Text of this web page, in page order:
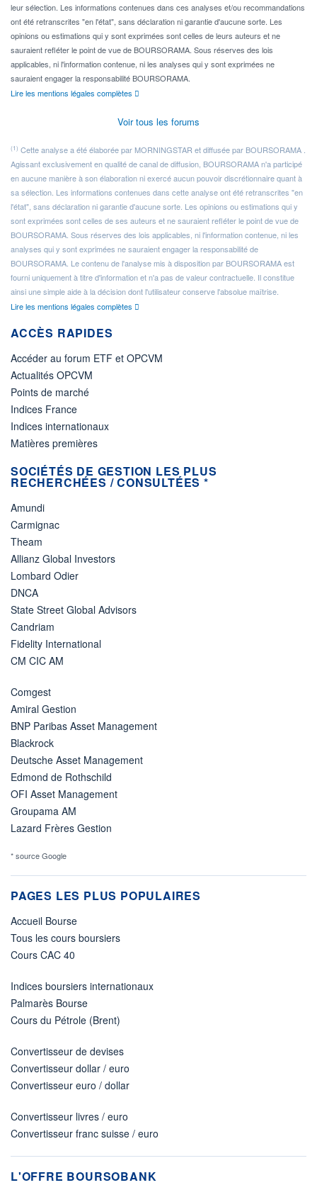
leur sélection. Les informations contenues dans ces analyses et/ou recommandations
ont été retranscrites "en l'état", sans déclaration ni garantie d'aucune sorte. Les
opinions ou estimations qui y sont exprimées sont celles de leurs auteurs et ne
sauraient refléter le point de vue de BOURSORAMA. Sous réserves des lois
applicables, ni l'information contenue, ni les analyses qui y sont exprimées ne
sauraient engager la responsabilité BOURSORAMA.
Lire les mentions légales complètes
Voir tous les forums
(1) Cette analyse a été élaborée par MORNINGSTAR et diffusée par BOURSORAMA .
Agissant exclusivement en qualité de canal de diffusion, BOURSORAMA n'a participé
en aucune manière à son élaboration ni exercé aucun pouvoir discrétionnaire quant à
sa sélection. Les informations contenues dans cette analyse ont été retranscrites "en
l'état", sans déclaration ni garantie d'aucune sorte. Les opinions ou estimations qui y
sont exprimées sont celles de ses auteurs et ne sauraient refléter le point de vue de
BOURSORAMA. Sous réserves des lois applicables, ni l'information contenue, ni les
analyses qui y sont exprimées ne sauraient engager la responsabilité de
BOURSORAMA. Le contenu de l'analyse mis à disposition par BOURSORAMA est
fourni uniquement à titre d'information et n'a pas de valeur contractuelle. Il constitue
ainsi une simple aide à la décision dont l'utilisateur conserve l'absolue maîtrise.
Lire les mentions légales complètes
ACCÈS RAPIDES
Accéder au forum ETF et OPCVM
Actualités OPCVM
Points de marché
Indices France
Indices internationaux
Matières premières
SOCIÉTÉS DE GESTION LES PLUS
RECHERCHÉES / CONSULTÉES *
Amundi
Carmignac
Theam
Allianz Global Investors
Lombard Odier
DNCA
State Street Global Advisors
Candriam
Fidelity International
CM CIC AM
Comgest
Amiral Gestion
BNP Paribas Asset Management
Blackrock
Deutsche Asset Management
Edmond de Rothschild
OFI Asset Management
Groupama AM
Lazard Frères Gestion
* source Google
PAGES LES PLUS POPULAIRES
Accueil Bourse
Tous les cours boursiers
Cours CAC 40
Indices boursiers internationaux
Palmarès Bourse
Cours du Pétrole (Brent)
Convertisseur de devises
Convertisseur dollar / euro
Convertisseur euro / dollar
Convertisseur livres / euro
Convertisseur franc suisse / euro
L'OFFRE BOURSOBANK